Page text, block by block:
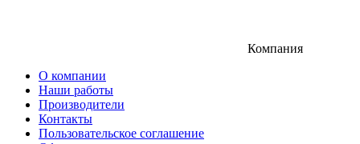
Компания
О компании
Наши работы
Производители
Контакты
Пользовательское соглашение